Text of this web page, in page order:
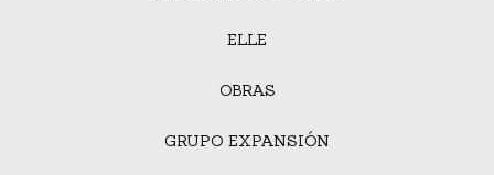
ELLE
OBRAS
GRUPO EXPANSIÓN